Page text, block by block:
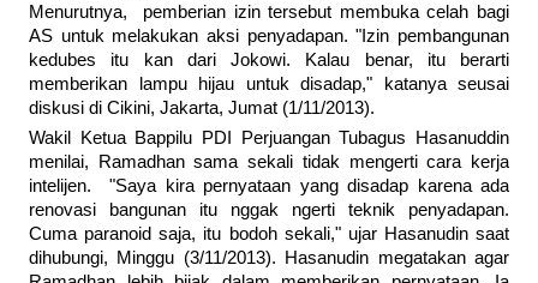
Menurutnya, pemberian izin tersebut membuka celah bagi
AS untuk melakukan aksi penyadapan. "Izin pembangunan
kedubes itu kan dari Jokowi. Kalau benar, itu berarti
memberikan lampu hijau untuk disadap," katanya seusai
diskusi di Cikini, Jakarta, Jumat (1/11/2013).
Wakil Ketua Bappilu PDI Perjuangan Tubagus Hasanuddin
menilai, Ramadhan sama sekali tidak mengerti cara kerja
intelijen. "Saya kira pernyataan yang disadap karena ada
renovasi bangunan itu nggak ngerti teknik penyadapan.
Cuma paranoid saja, itu bodoh sekali," ujar Hasanudin saat
dihubungi, Minggu (3/11/2013). Hasanudin megatakan agar